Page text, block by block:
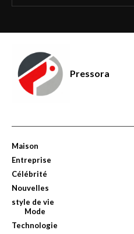
Pressora
Maison
Entreprise
Célébrité
Nouvelles
style de vie
Mode
Technologie